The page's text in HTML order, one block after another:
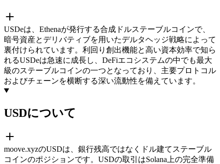
USDeは、Ethenaが発行する合成ドルステーブルコインで、
暗号資産とデリバティブを用いたデルタヘッジ戦略によって
裏付けられています。利回り創出機能と高い資本効率で知ら
れるUSDeは急速に成長し、DeFiエコシステムの中でも最大
級のステーブルコインの一つとなっており、主要プロトコル
およびチェーンを横断する深い流動性を備えています。
USDについて
moove.xyzのUSDは、銀行残高ではなくドル建てステーブル
コインのポジションです。USDの取引はSolana上の完全準備